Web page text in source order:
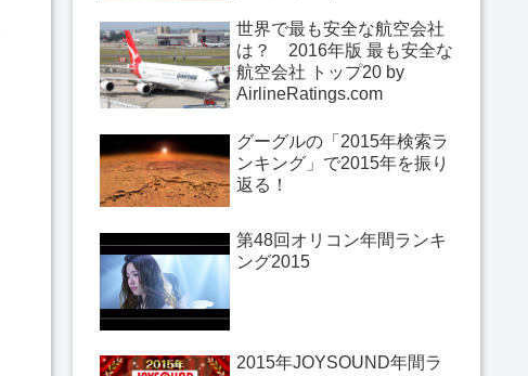
世界で最も安全な航空会社
は？ 2016年版 最も安全な
航空会社 トップ20 by
AirlineRatings.com
グーグルの「2015年検索ラ
ンキング」で2015年を振り
返る！
第48回オリコン年間ランキ
ング2015
2015年JOYSOUND年間ラ